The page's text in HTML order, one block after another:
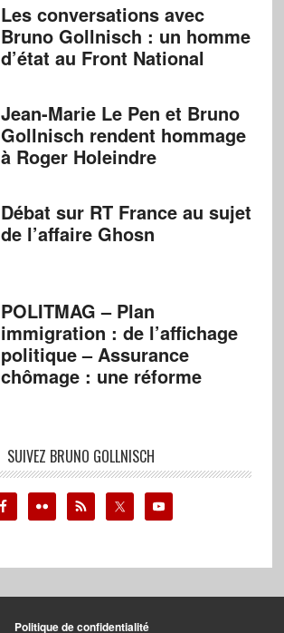
Les conversations avec
Bruno Gollnisch : un homme
d’état au Front National
Jean-Marie Le Pen et Bruno
Gollnisch rendent hommage
à Roger Holeindre
Débat sur RT France au sujet
de l’affaire Ghosn
POLITMAG – Plan
immigration : de l’affichage
politique – Assurance
chômage : une réforme
SUIVEZ BRUNO GOLLNISCH
Politique de confidentialité